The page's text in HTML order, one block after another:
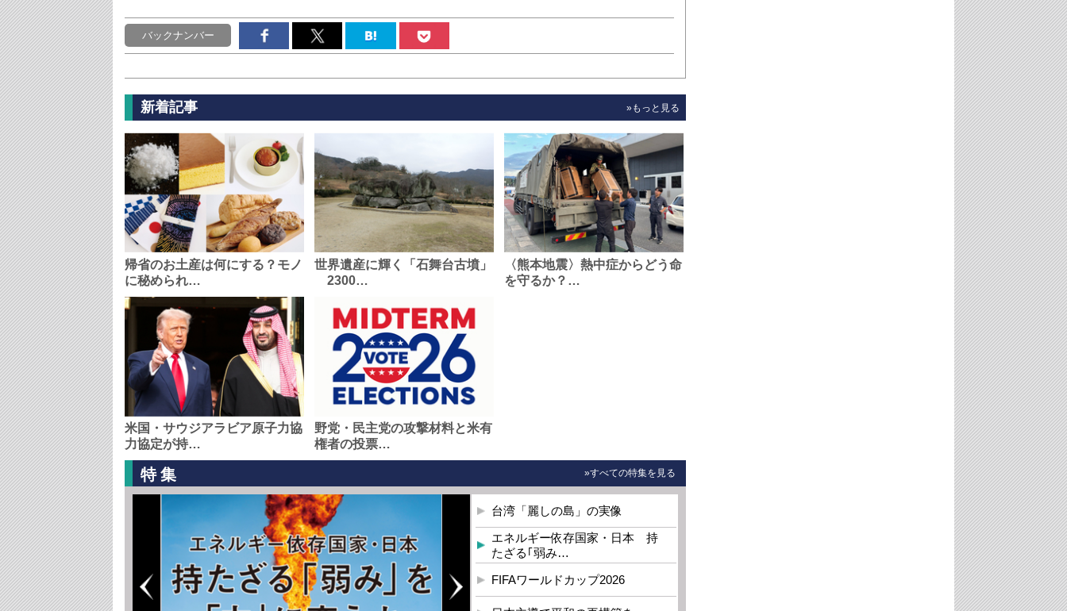
バックナンバー
新着記事 »もっと見る
帰省のお土産は何にする？モノ
に秘められ…
世界遺産に輝く「石舞台古墳」
2300…
〈熊本地震〉熱中症からどう命
を守るか？…
米国・サウジアラビア原子力協
力協定が持…
野党・民主党の攻撃材料と米有
権者の投票…
特集 »すべての特集を見る
台湾「麗しの島」の実像
エネルギー依存国家・日本 持
たざる｢弱み…
FIFAワールドカップ2026